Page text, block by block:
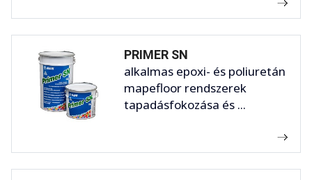
PRIMER SN
alkalmas epoxi- és poliuretán
mapefloor rendszerek
tapadásfokozása és ...